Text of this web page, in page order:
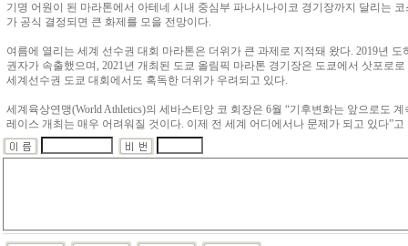
기명 어원이 된 마라톤에서 아테네 시내 중심부 파나시나이코 경기장까지 달리는
가 공식 결정되면 큰 화제를 모을 전망이다.
여름에 열리는 세계 선수권 대회 마라톤은 더위가 큰 과제로 지적돼 왔다. 2019년
권자가 속출했으며, 2021년 개최된 도쿄 올림픽 마라톤 경기장은 도쿄에서 삿포로
세계선수권 도쿄 대회에서도 혹독한 더위가 우려되고 있다.
세계육상연맹(World Athletics)의 세바스티앙 코 회장은 6월 “기후변화는 앞으로도
레이스 개최는 매우 어려워질 것이다. 이제 전 세계 어디에서나 문제가 되고 있다”고